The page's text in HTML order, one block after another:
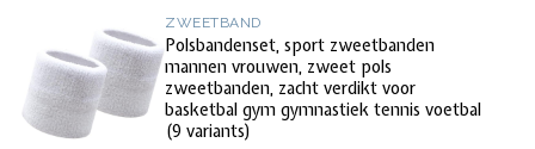
ZWEETBAND
Polsbandenset, sport zweetbanden
mannen vrouwen, zweet pols
zweetbanden, zacht verdikt voor
basketbal gym gymnastiek tennis voetbal
(9 variants)